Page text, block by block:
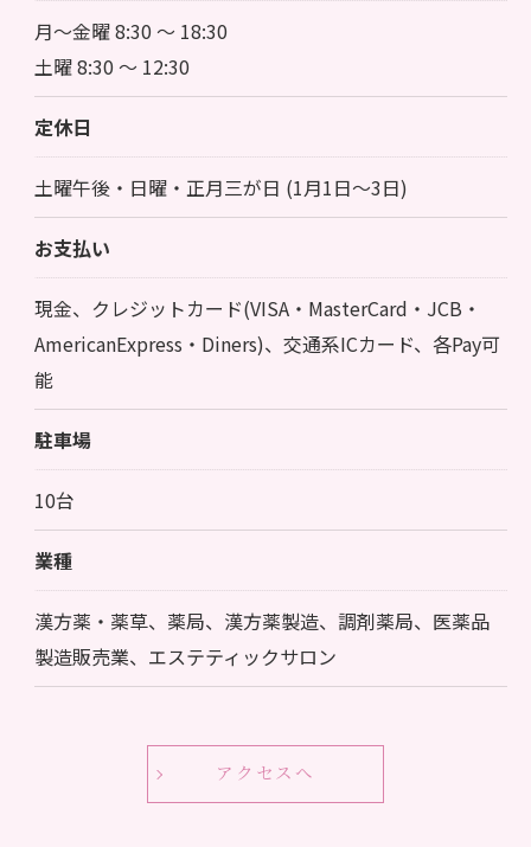
月～金曜 8:30 ～ 18:30
土曜 8:30 ～ 12:30
定休日
土曜午後・日曜・正月三が日 (1月1日～3日)
お支払い
現金、クレジットカード(VISA・MasterCard・JCB・
AmericanExpress・Diners)、交通系ICカード、各Pay可
能
駐車場
10台
業種
漢方薬・薬草、薬局、漢方薬製造、調剤薬局、医薬品
製造販売業、エステティックサロン
アクセスへ